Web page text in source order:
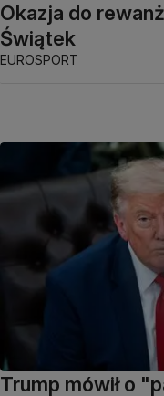
Okazja do
Świątek
EUROSPORT
Trump mówił o